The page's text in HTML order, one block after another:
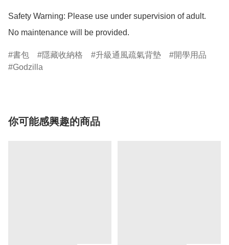
Safety Warning: Please use under supervision of adult.
No maintenance will be provided.
書包 隱藏收納格 升級通風疏氣背墊
開學用品
Godzilla
你可能感興趣的商品